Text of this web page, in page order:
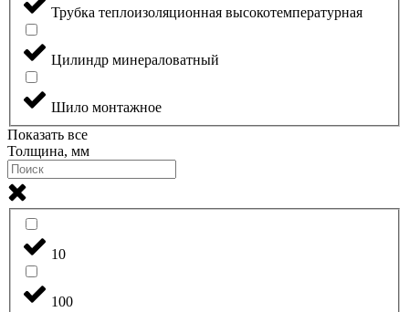
Трубка теплоизоляционная высокотемпературная
Цилиндр минераловатный
Шило монтажное
Показать все
Толщина, мм
10
100